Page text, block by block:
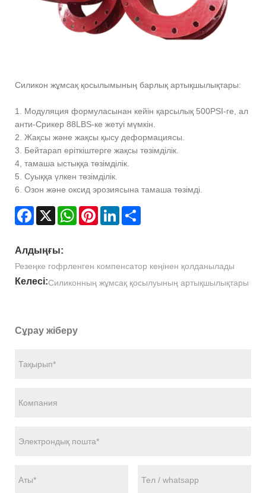
Силикон жұмсақ қосылымының барлық артықшылықтары:
1. Модуляция формуласынан кейін қарсылық 500PSI-ге, ал
анти-Срикер 88LBS-ке жетуі мүмкін.
2. Жақсы және жақсы қысу деформациясы.
3. Бейтарап еріткіштерге жақсы төзімділік.
4, тамаша ыстыққа төзімділік.
5. Суыққа үлкен төзімділік.
6. Озон және оксид эрозиясына тамаша төзімді.
Facebook
X WhatsAppPinterestLinkedIn
Алдыңғы:
Резеңке гофрленген компенсатор кеңінен қолданылады
Келесі:Силиконның жұмсақ қосылуының артықшылықтары
Сұрау жіберу